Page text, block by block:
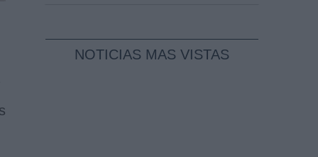
NOTICIAS MAS VISTAS